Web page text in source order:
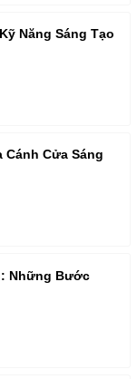
Năng Sáng Tạo
Cánh Cửa Sáng
Những Bước